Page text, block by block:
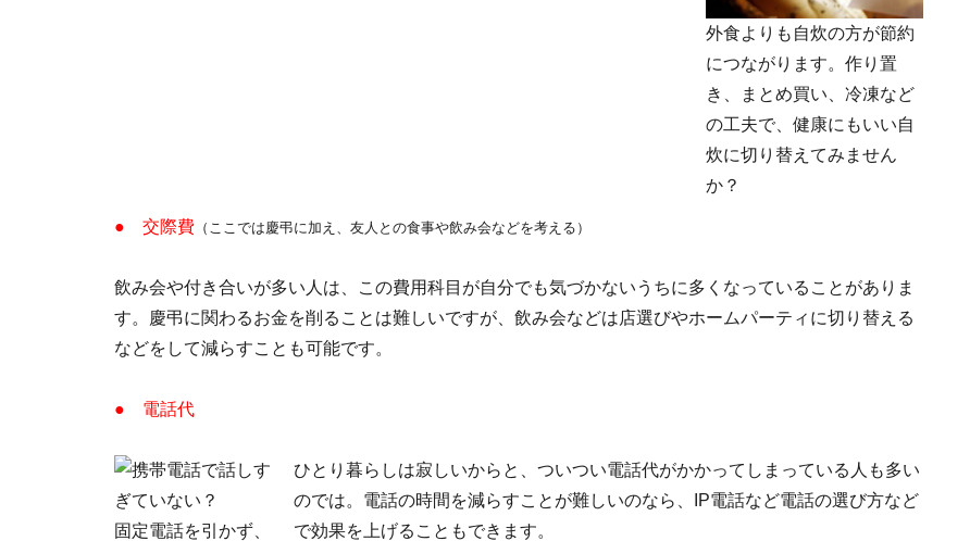
外食よりも自炊の方が節約
につながります。作り置
き、まとめ買い、冷凍など
の工夫で、健康にもいい自
炊に切り替えてみません
か？
● 交際費 （ここでは慶弔に加え、友人との食事や飲み会などを考える）
飲み会や付き合いが多い人は、この費用科目が自分でも気づかないうちに多くなっていることがありま
す。慶弔に関わるお金を削ることは難しいですが、飲み会などは店選びやホームパーティに切り替える
などをして減らすことも可能です。
● 電話代
固定電話を引かず、
ひとり暮らしは寂しいからと、ついつい電話代がかかってしまっている人も多い
のでは。電話の時間を減らすことが難しいのなら、IP電話など電話の選び方など
で効果を上げることもできます。